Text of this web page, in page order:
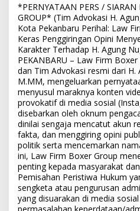
*PERNYATAAN PERS /
GROUP* (Tim Advokasi H.
Kota Pekanbaru Perihal: Law
Keras Penggiringan Opini
Karakter Terhadap H. Agung
PEKANBARU – Law Firm
dan Tim Advokasi resmi dari H.
M.MM, mengeluarkan
menyusul maraknya konten
provokatif di media sosial
disebarkan oleh oknum
dinilai sengaja mencatut akun
fakta, dan menggiring opini
politik serta mencemarkan
ini, Law Firm Boxer Group
penting kepada masyarakat
Pemisahan Peristiwa Hukum
sengketa atau pengurusan
yang disuarakan di media